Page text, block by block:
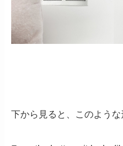
下から見ると、このような